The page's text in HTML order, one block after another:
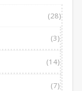
(28)
(3)
(14)
(7)